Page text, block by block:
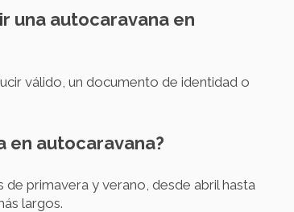
una autocaravana en
válido, un documento de identidad o
en autocaravana?
primavera y verano, desde abril hasta
largos.